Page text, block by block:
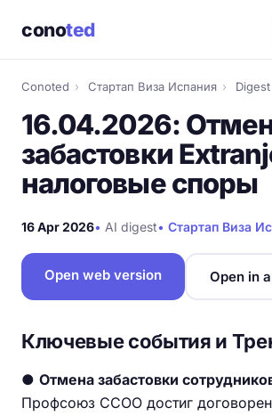
conoted
Conoted › Стартап Виза Испания › Digest
16.04.2026:
забастовки
налоговые споры
16 Apr 2026• AI digest• Стартап Виза
Open web version Open in
Ключевые события и
● Отмена забастовки
Профсоюз CCOO достиг